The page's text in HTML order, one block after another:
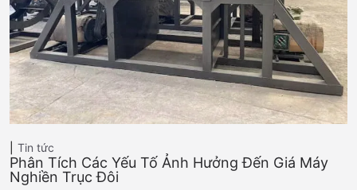
Tin tức
Phân Tích Các Yếu Tố Ảnh Hưởng Đến Giá Máy
Nghiền Trục Đôi